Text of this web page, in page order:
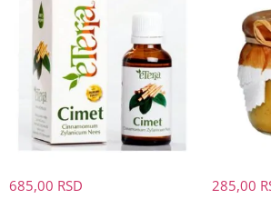
685,00 RSD 285,00